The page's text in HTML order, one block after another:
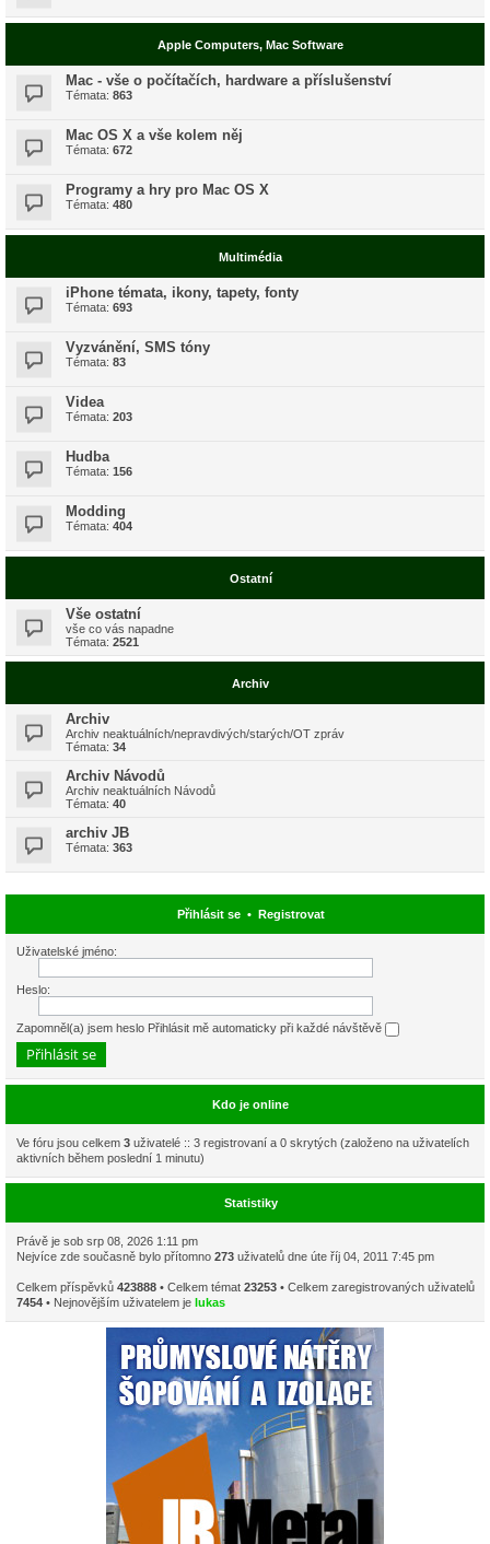
Apple Computers, Mac Software
Mac - vše o počítačích, hardware a příslušenství
Témata: 863
Mac OS X a vše kolem něj
Témata: 672
Programy a hry pro Mac OS X
Témata: 480
Multimédia
iPhone témata, ikony, tapety, fonty
Témata: 693
Vyzvánění, SMS tóny
Témata: 83
Videa
Témata: 203
Hudba
Témata: 156
Modding
Témata: 404
Ostatní
Vše ostatní
vše co vás napadne
Témata: 2521
Archiv
Archiv
Archiv neaktuálních/nepravdivých/starých/OT zpráv
Témata: 34
Archiv Návodů
Archiv neaktuálních Návodů
Témata: 40
archiv JB
Témata: 363
Přihlásit se• Registrovat
Uživatelské jméno:
Heslo:
Zapomněl(a) jsem heslo Přihlásit mě automaticky při každé návštěvě
Kdo je online
Ve fóru jsou celkem 3 uživatelé :: 3 registrovaní a 0 skrytých (založeno na uživatelích
aktivních během poslední 1 minutu)
Statistiky
Právě je sob srp 08, 2026 1:11 pm
Nejvíce zde současně bylo přítomno 273 uživatelů dne úte říj 04, 2011 7:45 pm
Celkem příspěvků 423888 • Celkem témat 23253 • Celkem zaregistrovaných uživatelů
7454 • Nejnovějším uživatelem je lukas